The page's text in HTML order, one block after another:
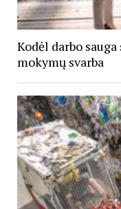
Kodėl darbo
mokymų svarba